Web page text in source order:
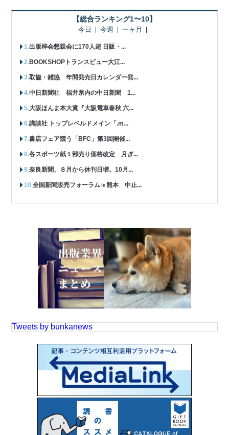
【総合ランキング1〜10】
今日 今週 一ヶ月
出版梓会懇親会に170人超 日販・...
BOOKSHOPトランスビュー大江...
取協・雑協 年間発売日カレンダー発...
中日新聞社 福井県内の中日新聞 1...
大阪ほんま本大賞『大阪電車春秋 六...
講談社 トップレベルドメイン「.m...
書店フェア競う「BFC」第3回開催...
各スポーツ紙１部売り価格改定 月ぎ...
奈良新聞、８月から休刊日増。10月...
全国新聞販売フォーラム㏌熊本 中止...
Tweets by bunkanews